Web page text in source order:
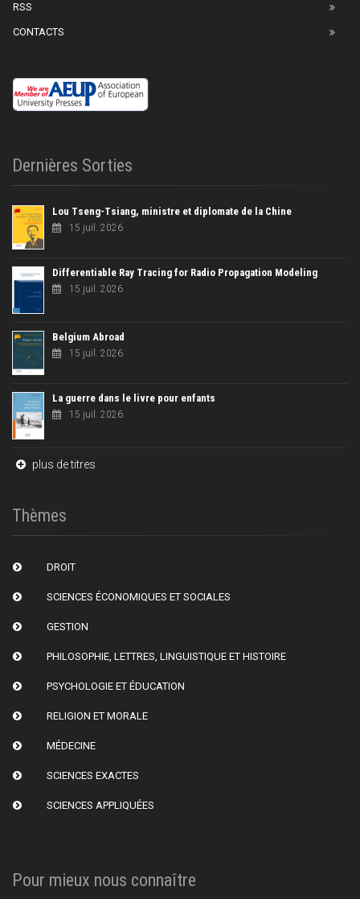
RSS
CONTACTS
Dernières Sorties
Lou Tseng-Tsiang, ministre et diplomate de la Chine
15 juil. 2026
Differentiable Ray Tracing for Radio Propagation Modeling
15 juil. 2026
Belgium Abroad
15 juil. 2026
La guerre dans le livre pour enfants
15 juil. 2026
plus de titres
Thèmes
DROIT
SCIENCES ÉCONOMIQUES ET SOCIALES
GESTION
PHILOSOPHIE, LETTRES, LINGUISTIQUE ET HISTOIRE
PSYCHOLOGIE ET ÉDUCATION
RELIGION ET MORALE
MÉDECINE
SCIENCES EXACTES
SCIENCES APPLIQUÉES
Pour mieux nous connaître